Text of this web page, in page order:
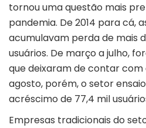
tornou uma questão mais
pandemia. De 2014 para cá,
acumulavam perda de mais
usuários. De março a julho,
que deixaram de contar
agosto, porém, o setor
acréscimo de 77,4 mil
Empresas tradicionais do